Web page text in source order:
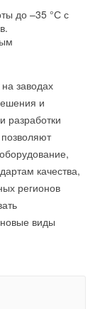
до –35 °С с
заводах
и
разработки
качества,
регионов
виды
и
класс
требования,